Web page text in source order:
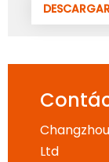
Ltd